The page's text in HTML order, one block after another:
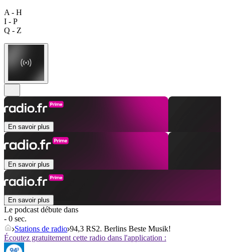
A - H
I - P
Q - Z
En savoir plus
En savoir plus
En savoir plus
Le podcast débute dans
- 0 sec.
Stations de radio 94,3 RS2. Berlins Beste Musik!
Écoutez gratuitement cette radio dans l'application :